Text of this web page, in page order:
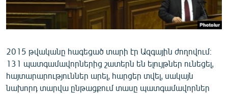
ՄԵԿՆԱԲԱՆՈՒԹՅՈՒՆ
ՏՏ ԵՒ ԻՆՏԵՐՆԵՏ
ԿՈՐՈՆԱՎԻՐՈՒՍ
ԱՐԽԻՎ
ՏԵՍԱՆՅՈՒԹԵՐ
2015 թվականը հագեցած տարի էր Ազգային ժողովում։
131 պատգամավորներից շատերն են ելույթներ ունեցել,
հայտարարություններ արել, հարցեր տվել, սակայն
նախորդ տարվա ընթացքում տասը պատգամավորներ